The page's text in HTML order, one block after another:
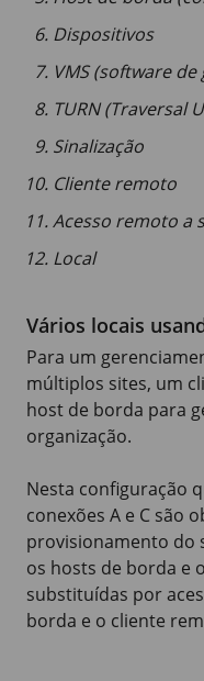
Dispositivos
VMS (software
TURN (Traversal
Sinalização
Cliente remoto
Acesso remoto a
Local
Vários locais
Para um
múltiplos sites, um
host de borda para
organização.
Nesta configuração
conexões A e C são
provisionamento do
os hosts de borda e
substituídas por
borda e o cliente